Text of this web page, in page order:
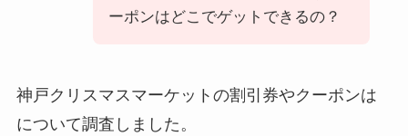
ーポンはどこでゲットできるの？
神戸クリスマスマーケットの割引券やクーポンは
について調査しました。